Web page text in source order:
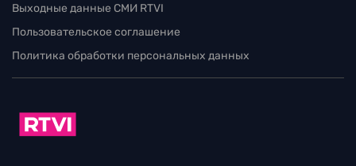
Выходные данные СМИ RTVI
Пользовательское соглашение
Политика обработки персональных данных